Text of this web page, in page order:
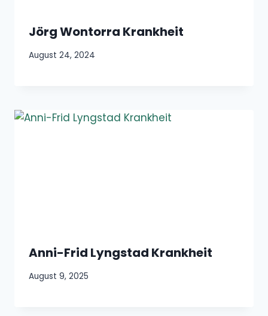
Jörg Wontorra Krankheit
August 24, 2024
Anni-Frid Lyngstad Krankheit
August 9, 2025